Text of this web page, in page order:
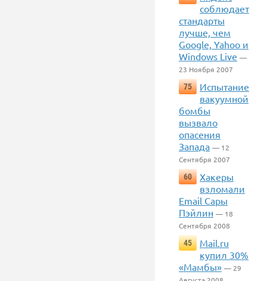
соблюдает
стандарты
лучше, чем
Google, Yahoo и
Windows Live —
23 Ноября 2007
75
Испытание
вакуумной
бомбы
вызвало
опасения
Запада — 12
Сентября 2007
60
Хакеры
взломали
Email Сары
Пэйлин — 18
Сентября 2008
45
Mail.ru
купил 30%
«Мамбы» — 29